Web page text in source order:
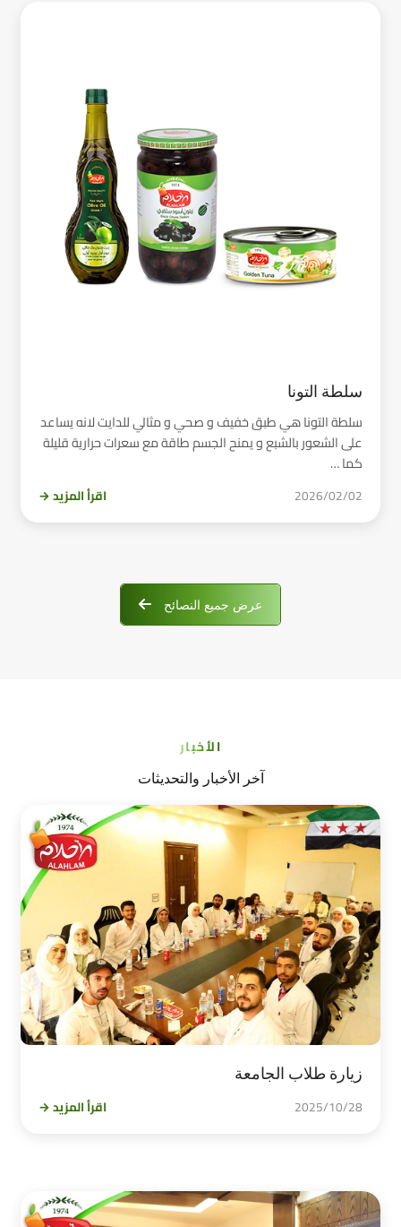
سلطة التونا
سلطة التونا هي طبق خفيف و صحي و مثالي للدايت لانه يساعد
على الشعور بالشبع و يمنح الجسم طاقة مع سعرات حرارية قليلة
كما …
2026/02/02 اقرأ المزيد →
عرض جميع النصائح
الأخبار
آخر الأخبار والتحديثات
زيارة طلاب الجامعة
2025/10/28 اقرأ المزيد →